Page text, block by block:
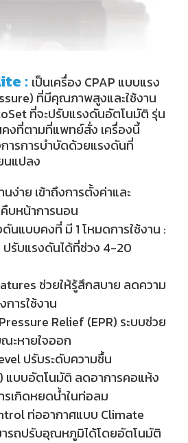
: เป็นเครื่อง CPAP แบบแรง
ที่มีคุณภาพสูงและใช้งาน
ที่จะปรับแรงดันอัตโนมัติ รุ่น
งที่ตามที่แพทย์สั่ง เครื่องนี้
ารการบำบัดด้วยแรงดันที่
นแปลง
นง่าย เข้าถึงการตั้งค่าและ
บหน้าการนอน
นแบบคงที่ มี 1 โหมดการใช้งาน :
ปรับแรงดันได้ที่ช่วง 4-20
ช่วยให้รู้สึกสบาย ลดความ
การใช้งาน
Relief (EPR) ระบบช่วย
ะหายใจออก
ปรับระดับความชื้น
แบบอัตโนมัติ ลดอาการคอแห้ง
รเกิดหยดน้ำในท่อลม
ท่ออากาศแบบ Climate
ารถปรับอุณหภูมิได้โดยอัตโนมัติ